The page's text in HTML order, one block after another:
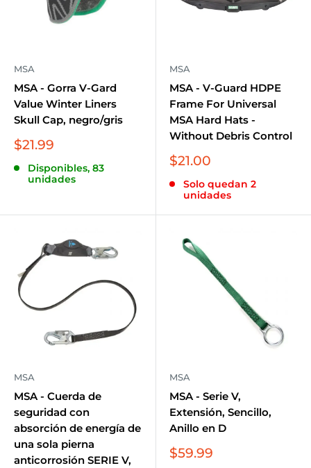
MSA
MSA - Gorra V-Gard
Value Winter Liners
Skull Cap, negro/gris
Precio
venta
$21.99
Disponibles, 83
unidades
MSA
MSA - V-Guard HDPE
Frame For Universal
MSA Hard Hats -
Without Debris Control
Precio
venta
$21.00
Solo quedan 2
unidades
MSA
MSA - Cuerda de
seguridad con
absorción de energía de
una sola pierna
anticorrosión SERIE V,
MSA
MSA - Serie V,
Extensión, Sencillo,
Anillo en D
Precio
$59.99